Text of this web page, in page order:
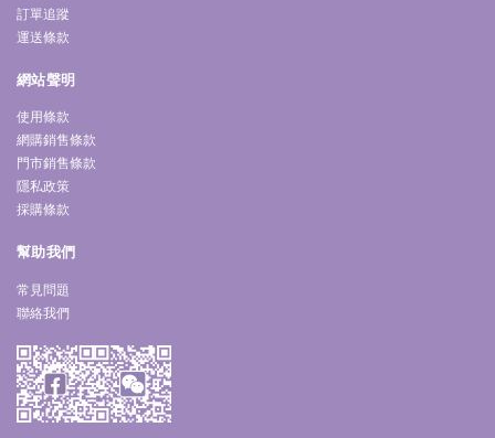
訂單追蹤
運送條款
網站聲明
使用條款
網購銷售條款
門市銷售條款
隱私政策
採購條款
幫助我們
常見問題
聯絡我們